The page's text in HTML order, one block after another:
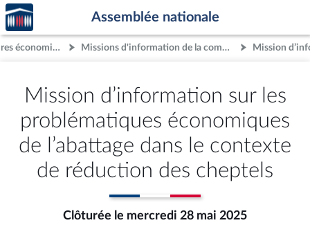
Aller au contenu
Aller en bas de la page
Accèder
à la
page
d'accueil
Assemblée nationale
Commission des affaires économiques Missions d'information de la commission
Mission d’information sur les
problématiques économiques
de l’abattage dans le contexte
de réduction des cheptels
Clôturée le mercredi 28 mai 2025